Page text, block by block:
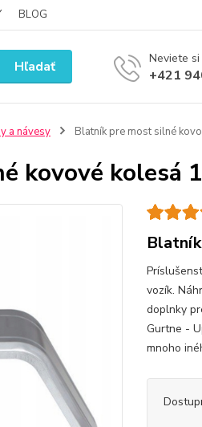
BLOG
Hľadať Neviete
+421
a návesy Blatník pre most silné
kovové kolesá
vozík.
doplnky
Gurtne -
mnoho